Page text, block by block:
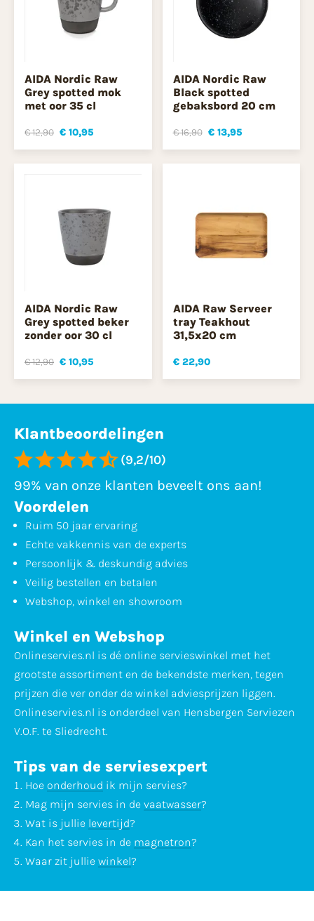
AIDA Nordic Raw
Grey spotted mok
met oor 35 cl
€ 12,90 € 10,95
AIDA Nordic Raw
Black spotted
gebaksbord 20 cm
€ 16,90 € 13,95
AIDA Nordic Raw
Grey spotted beker
zonder oor 30 cl
€ 12,90 € 10,95
AIDA Raw Serveer
tray Teakhout
31,5x20 cm
€ 22,90
Klantbeoordelingen
(9,2/10)
99% van onze klanten beveelt ons aan!
Voordelen
Ruim 50 jaar ervaring
Echte vakkennis van de experts
Persoonlijk & deskundig advies
Veilig bestellen en betalen
Webshop, winkel en showroom
Winkel en Webshop
Onlineservies.nl is dé online servieswinkel met het
grootste assortiment en de bekendste merken, tegen
prijzen die ver onder de winkel adviesprijzen liggen.
Onlineservies.nl is onderdeel van Hensbergen Serviezen
V.O.F. te Sliedrecht.
Tips van de serviesexpert
Hoe onderhoud ik mijn servies?
Mag mijn servies in de vaatwasser?
Wat is jullie levertijd?
Kan het servies in de magnetron?
Waar zit jullie winkel?